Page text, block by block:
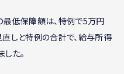
低保障額は、特例で5万円
直しと特例の合計で、給与所得
た。